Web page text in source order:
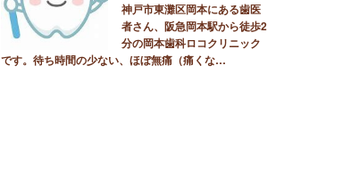
神戸市東灘区岡本にある歯医
者さん、阪急岡本駅から徒歩2
分の岡本歯科ロコクリニック
です。待ち時間の少ない、ほぼ無痛（痛くな…